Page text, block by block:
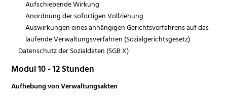
Aufschiebende Wirkung
Anordnung der sofortigen Vollziehung
Auswirkungen eines anhängigen Gerichtsverfahrens auf das
laufende Verwaltungsverfahren (Sozialgerichtsgesetz)
Datenschutz der Sozialdaten (SGB X)
Modul 10 - 12 Stunden
Aufhebung von Verwaltungsakten